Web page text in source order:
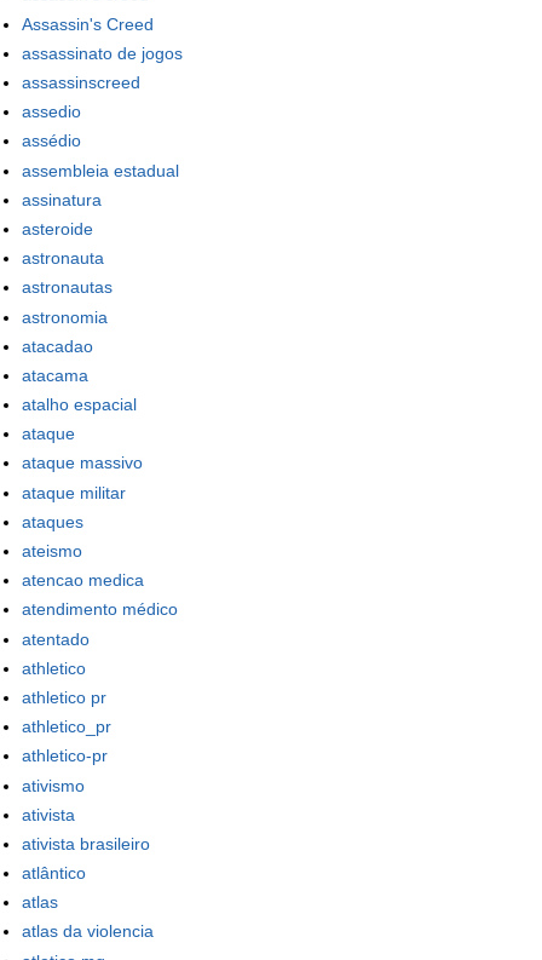
Assassin's Creed
assassinato de jogos
assassinscreed
assedio
assédio
assembleia estadual
assinatura
asteroide
astronauta
astronautas
astronomia
atacadao
atacama
atalho espacial
ataque
ataque massivo
ataque militar
ataques
ateismo
atencao medica
atendimento médico
atentado
athletico
athletico pr
athletico_pr
athletico-pr
ativismo
ativista
ativista brasileiro
atlântico
atlas
atlas da violencia